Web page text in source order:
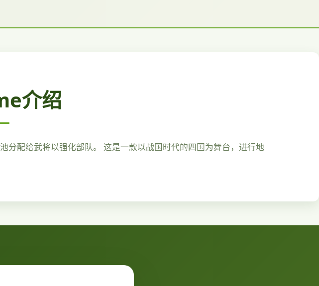
介绍
配给武将以强化部队。 这是一款以战国时代的四国为舞台，进行地